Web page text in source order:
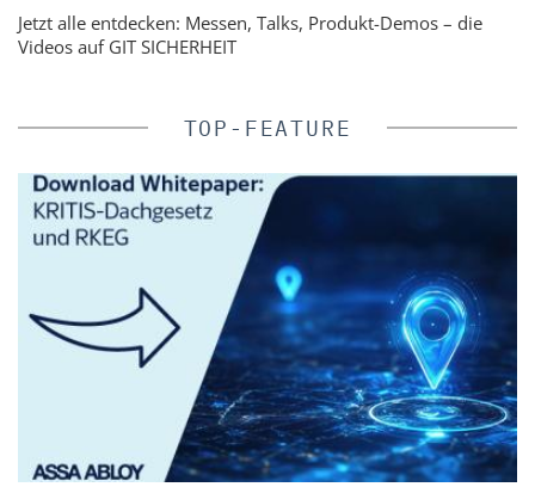
Jetzt alle entdecken: Messen, Talks, Produkt-Demos – die
Videos auf GIT SICHERHEIT
TOP-FEATURE